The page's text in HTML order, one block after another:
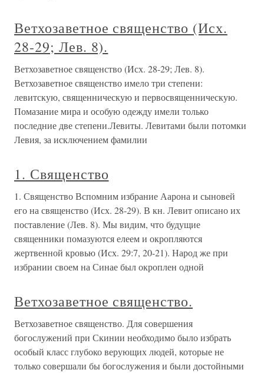
Ветхозаветное священство (Исх.
28-29; Лев. 8).
Ветхозаветное священство (Исх. 28-29; Лев. 8).
Ветхозаветное священство имело три степени:
левитскую, священническую и первосвященническую.
Помазание мира и особую одежду имели только
последние две степени.Левиты. Левитами были потомки
Левия, за исключением фамилии
1. Священство
1. Священство Вспомним избрание Аарона и сыновей
его на священство (Исх. 28-29). В кн. Левит описано их
поставление (Лев. 8). Мы видим, что будущие
священники помазуются елеем и окропляются
жертвенной кровью (Исх. 29:7, 20-21). Народ же при
избрании своем на Синае был окроплен одной
Ветхозаветное священство.
Ветхозаветное священство. Для совершения
богослужений при Скинии необходимо было избрать
особый класс глубоко верующих людей, которые не
только совершали бы богослужения и были достойными